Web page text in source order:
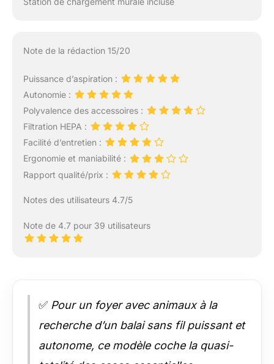
Note de la rédaction 15/20
Puissance d’aspiration :
Autonomie :
Polyvalence des accessoires :
Filtration HEPA :
Facilité d’entretien :
Ergonomie et maniabilité :
Rapport qualité/prix :
Notes des utilisateurs 4.7/5
Note de 4.7 pour 39 utilisateurs
✅ Pour un foyer avec animaux à la
recherche d’un balai sans fil puissant et
autonome, ce modèle coche la quasi-